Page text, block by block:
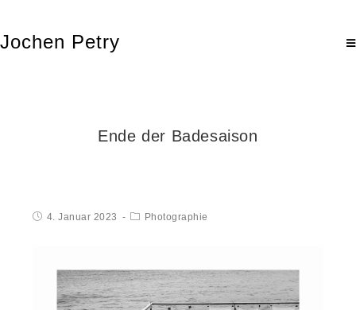
Jochen Petry
Ende der Badesaison
4. Januar 2023 Photographie